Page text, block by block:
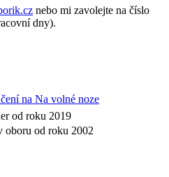
nebo mi zavolejte na číslo
dny).
na Na volné noze
od roku 2019
od roku 2002